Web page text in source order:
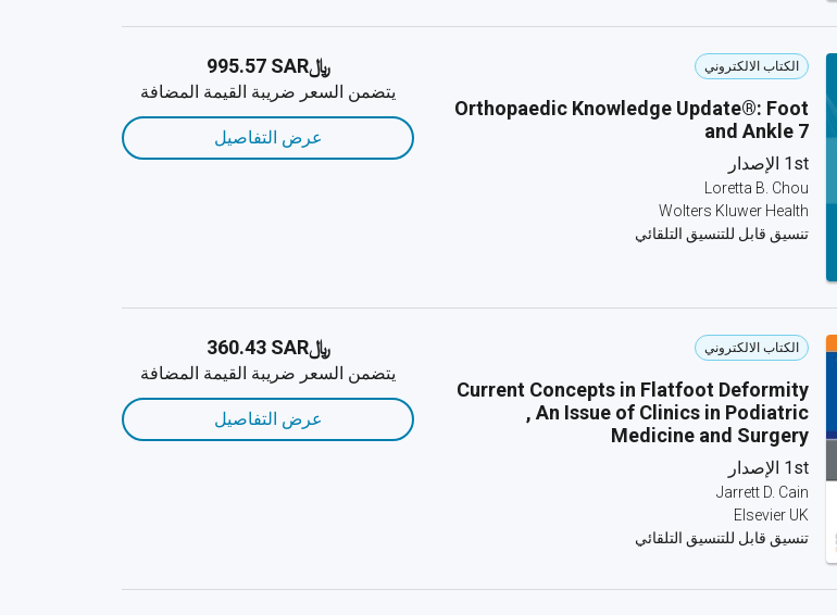
الكتاب الالكتروني
Orthopaedic Knowledge Update®: Foot
and Ankle 7
1st الإصدار
Loretta B. Chou
Wolters Kluwer Health
تنسيق قابل للتنسيق التلقائي
﷼‎995.57 SAR
يتضمن السعر ضريبة القيمة المضافة
عرض التفاصيل
الكتاب الالكتروني
Current Concepts in Flatfoot Deformity
, An Issue of Clinics in Podiatric
Medicine and Surgery
1st الإصدار
Jarrett D. Cain
Elsevier UK
تنسيق قابل للتنسيق التلقائي
﷼‎360.43 SAR
يتضمن السعر ضريبة القيمة المضافة
عرض التفاصيل